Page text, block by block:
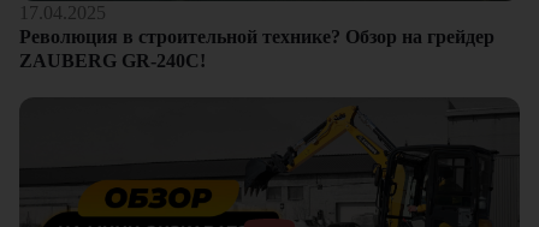
17.04.2025
Революция в строительной технике? Обзор на грейдер
ZAUBERG GR-240C!